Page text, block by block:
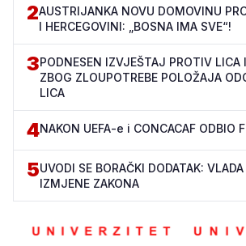
2AUSTRIJANKA NOVU DOMOVINU
I HERCEGOVINI: „BOSNA IMA SVE“!
3PODNESEN IZVJEŠTAJ PROTIV LICA
ZBOG ZLOUPOTREBE POLOŽAJA
LICA
4NAKON UEFA-e i CONCACAF ODBIO
5UVODI SE BORAČKI DODATAK:
IZMJENE ZAKONA